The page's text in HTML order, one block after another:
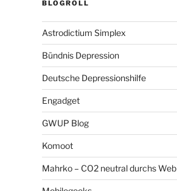
BLOGROLL
Astrodictium Simplex
Bündnis Depression
Deutsche Depressionshilfe
Engadget
GWUP Blog
Komoot
Mahrko – CO2 neutral durchs Web